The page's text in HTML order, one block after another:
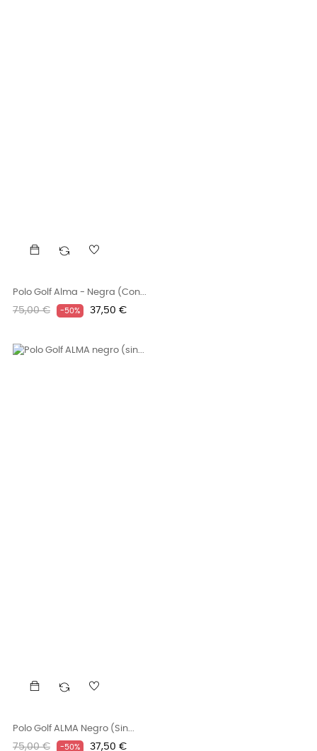
Polo Golf Alma - Negra (con...
Precio
75,00 € -50% Precio
37,50 €
Polo Golf ALMA Negro (sin...
Precio
75,00 € -50% Precio
37,50 €